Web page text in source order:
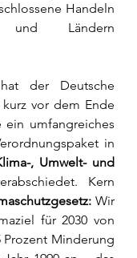
Handeln
Ländern
der Deutsche
vor dem Ende
umfangreiches
in
, Umwelt- und
Kern
Wir
für 2030 von
Prozent Minderung